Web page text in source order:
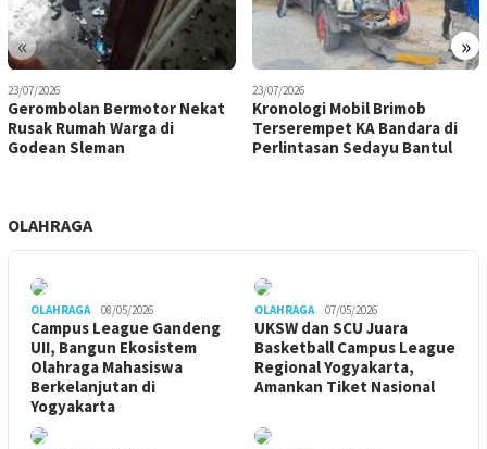
« »
23/07/2026
Gerombolan Bermotor Nekat
Rusak Rumah Warga di
Godean Sleman
23/07/2026
Kronologi Mobil Brimob
Terserempet KA Bandara di
Perlintasan Sedayu Bantul
OLAHRAGA
OLAHRAGA 08/05/2026
Campus League Gandeng
UII, Bangun Ekosistem
Olahraga Mahasiswa
Berkelanjutan di
Yogyakarta
OLAHRAGA 07/05/2026
UKSW dan SCU Juara
Basketball Campus League
Regional Yogyakarta,
Amankan Tiket Nasional